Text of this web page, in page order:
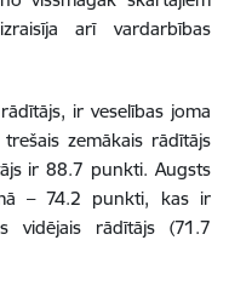
arī vardarbības
ir veselības joma
zemākais rādītājs
ir 88.7 punkti. Augsts
– 74.2 punkti, kas ir
vidējais rādītājs (71.7